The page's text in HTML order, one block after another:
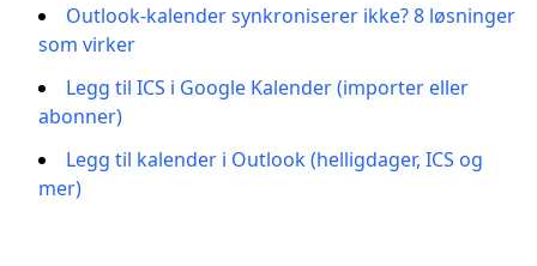
Outlook-kalender synkroniserer ikke? 8 løsninger
som virker
Legg til ICS i Google Kalender (importer eller
abonner)
Legg til kalender i Outlook (helligdager, ICS og
mer)